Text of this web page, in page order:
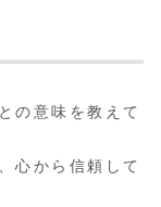
の意味を教えて
心から信頼して